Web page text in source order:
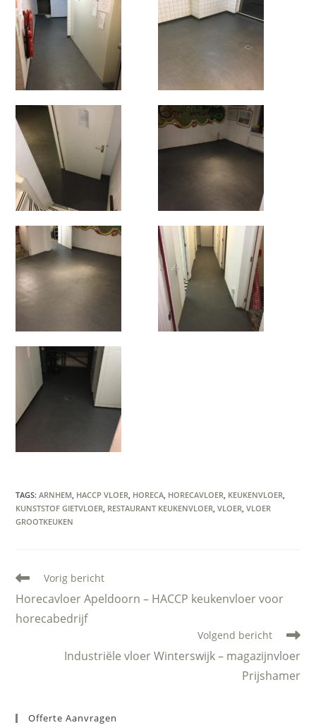
TAGS:ARNHEM HACCP VLOER HORECA HORECAVLOER KEUKENVLOER
KUNSTSTOF GIETVLOER RESTAURANT KEUKENVLOER VLOER VLOER
GROOTKEUKEN
Lees
artikelen
Vorig bericht
Horecavloer Apeldoorn – HACCP keukenvloer voor
horecabedrijf
Volgend bericht
Industriële vloer Winterswijk – magazijnvloer
Prijshamer
Offerte Aanvragen